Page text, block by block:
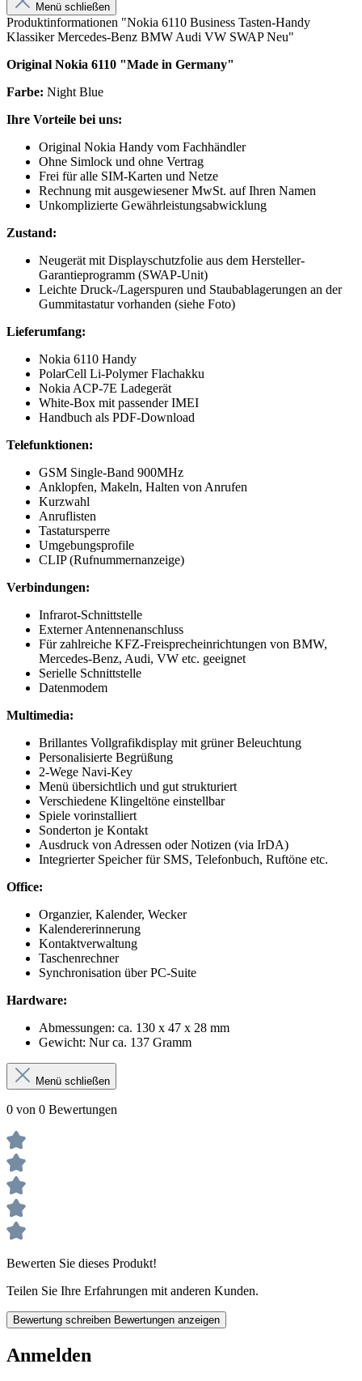
Menü schließen
Produktinformationen "Nokia 6110 Business Tasten-Handy
Klassiker Mercedes-Benz BMW Audi VW SWAP Neu"
Original Nokia 6110 "Made in Germany"
Farbe: Night Blue
Ihre Vorteile bei uns:
Original Nokia Handy vom Fachhändler
Ohne Simlock und ohne Vertrag
Frei für alle SIM-Karten und Netze
Rechnung mit ausgewiesener MwSt. auf Ihren Namen
Unkomplizierte Gewährleistungsabwicklung
Zustand:
Neugerät mit Displayschutzfolie aus dem Hersteller-
Garantieprogramm (SWAP-Unit)
Leichte Druck-/Lagerspuren und Staubablagerungen an der
Gummitastatur vorhanden (siehe Foto)
Lieferumfang:
Nokia 6110 Handy
PolarCell Li-Polymer Flachakku
Nokia ACP-7E Ladegerät
White-Box mit passender IMEI
Handbuch als PDF-Download
Telefunktionen:
GSM Single-Band 900MHz
Anklopfen, Makeln, Halten von Anrufen
Kurzwahl
Anruflisten
Tastatursperre
Umgebungsprofile
CLIP (Rufnummernanzeige)
Verbindungen:
Infrarot-Schnittstelle
Externer Antennenanschluss
Für zahlreiche KFZ-Freisprecheinrichtungen von BMW,
Mercedes-Benz, Audi, VW etc. geeignet
Serielle Schnittstelle
Datenmodem
Multimedia:
Brillantes Vollgrafikdisplay mit grüner Beleuchtung
Personalisierte Begrüßung
2-Wege Navi-Key
Menü übersichtlich und gut strukturiert
Verschiedene Klingeltöne einstellbar
Spiele vorinstalliert
Sonderton je Kontakt
Ausdruck von Adressen oder Notizen (via IrDA)
Integrierter Speicher für SMS, Telefonbuch, Ruftöne etc.
Office:
Organzier, Kalender, Wecker
Kalendererinnerung
Kontaktverwaltung
Taschenrechner
Synchronisation über PC-Suite
Hardware:
Abmessungen: ca. 130 x 47 x 28 mm
Gewicht: Nur ca. 137 Gramm
Menü schließen
0 von 0 Bewertungen
Bewerten Sie dieses Produkt!
Teilen Sie Ihre Erfahrungen mit anderen Kunden.
Bewertung schreiben Bewertungen anzeigen
Anmelden